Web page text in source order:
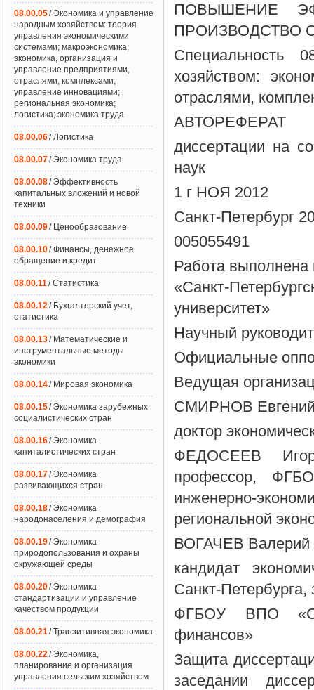
ПОВЫШЕНИЕ
ПРОИЗВОДСТВО
Специальность
хозяйством:
отраслями,
АВТОРЕФЕРАТ
диссертации на
наук
1 г НОЯ 2012
Санкт-Петербург
005055491
Работа
«Санкт-
университет»
Научный
Официальные
Ведущая
СМИРНОВ Евгений
доктор
ФЕДОСЕЕВ
профессор,
инженерно-
региональной
ВОГАЧЕВ Валерий
кандидат
Санкт-Петербурга,
ФГБОУ ВПО
финансов»
Защита
заседании
08.00.05/ Экономика и управление
народным хозяйством: теория
управления экономическими
системами; макроэкономика;
экономика, организация и
управление предприятиями,
отраслями, комплексами;
управление инновациями;
региональная экономика;
логистика; экономика труда
08.00.06/ Логистика
08.00.07/ Экономика труда
08.00.08/ Эффективность
капитальных вложений и новой
техники
08.00.09/ Ценообразование
08.00.10/ Финансы, денежное
обращение и кредит
08.00.11/ Статистика
08.00.12/ Бухгалтерский учет,
статистика
08.00.13/ Математические и
инструментальные методы
экономики
08.00.14/ Мировая экономика
08.00.15/ Экономика зарубежных
социалистических стран
08.00.16/ Экономика
капиталистических стран
08.00.17/ Экономика
развивающихся стран
08.00.18/ Экономика
народонаселения и демография
08.00.19/ Экономика
природопользования и охраны
окружающей среды
08.00.20/ Экономика
стандартизации и управление
качеством продукции
08.00.21/ Транзитивная экономика
08.00.22/ Экономика,
планирование и организация
управления сельским хозяйством